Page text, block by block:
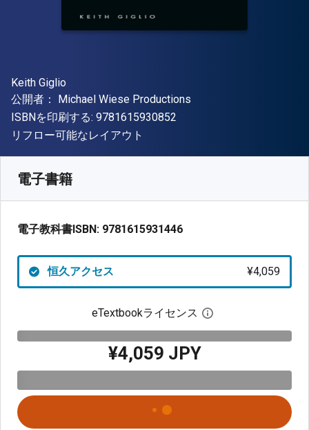
著者
Keith Giglio
出版社
公開者： Michael Wiese Productions
ISBNを印刷する: 9781615930852
形式
リフロー可能なレイアウト
電子書籍
電子教科書ISBN: 9781615931446
恒久アクセス ¥4,059
eTextbookライセンス デジタルライセン
¥4,059 JPY